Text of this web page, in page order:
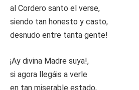
al Cordero santo el verse,
siendo tan honesto y casto,
desnudo entre tanta gente!
¡Ay divina Madre suya!,
si agora llegáis a verle
en tan miserable estado,